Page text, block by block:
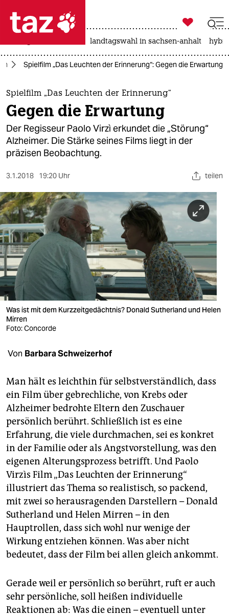
 taz zahl ich
taz zahl ich
themen
politik
öko
gesellschaft
sport
berlin
nord
wahrheit
verlag
verlag
shop
fragen & hilfe
unterstützen
abo
genossenschaft
epaper login

taz zahl ich
landtagswahl in sachsen-anhalt
Spielfilm „Das Leuchten der Erinnerung“: Gegen die Erwartung
Spielfilm „Das Leuchten der Erinnerung“
Gegen die Erwartung
Der Regisseur Paolo Virzì erkundet die „Störung“
Alzheimer. Die Stärke seines Films liegt in der
präzisen Beobachtung.
3.1.2018 19:20 Uhr teilen
Was ist mit dem Kurzzeitgedächtnis? Donald Sutherland und Helen
Mirren
Foto: Concorde
Von Barbara Schweizerhof
Man hält es leichthin für selbstverständlich, dass
ein Film über gebrechliche, von Krebs oder
Alzheimer bedrohte Eltern den Zuschauer
persönlich berührt. Schließlich ist es eine
Erfahrung, die viele durchmachen, sei es konkret
in der Familie oder als Angstvorstellung, was den
eigenen Alterungsprozess betrifft. Und Paolo
Virzìs Film „Das Leuchten der Erinnerung“
illustriert das Thema so realistisch, so packend,
mit zwei so her­ausragenden Darstellern – Donald
Sutherland und Helen Mirren – in den
Hauptrollen, dass sich wohl nur wenige der
Wirkung entziehen können. Was aber nicht
bedeutet, dass der Film bei allen gleich ankommt.
Gerade weil er persönlich so berührt, ruft er auch
sehr persönliche, soll heißen individuelle
Reaktionen ab: Was die einen – eventuell unter